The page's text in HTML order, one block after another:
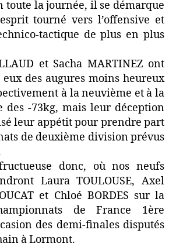
toute la journée, il se démarque
tourné vers l’offensive et
tactique de plus en plus
et Sacha MARTINEZ ont
des augures moins heureux
à la neuvième et à la
des -73kg, mais leur déception
leur appétit pour prendre part
de deuxième division prévus
donc, où nos neufs
Laura TOULOUSE, Axel
et Chloé BORDES sur la
de France 1ère
des demi-finales disputés
à Lormont.